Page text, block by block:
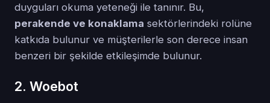
duyguları okuma yeteneği ile tanınır. Bu,
perakende ve konaklama sektörlerindeki rolüne
katkıda bulunur ve müşterilerle son derece insan
benzeri bir şekilde etkileşimde bulunur.
2. Woebot